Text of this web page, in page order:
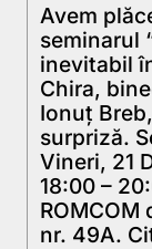
Avem
seminarul
inevitabil
Chira,
Ionuț
surpriză.
Vineri, 21
18:00 –
ROMCOM
nr. 49A.